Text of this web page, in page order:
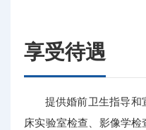
享受待遇
提供婚前卫生指导和
床实验室检查、影像学